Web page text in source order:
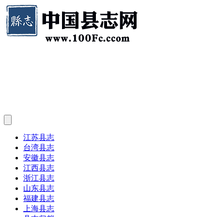
江苏县志
台湾县志
安徽县志
江西县志
浙江县志
山东县志
福建县志
上海县志